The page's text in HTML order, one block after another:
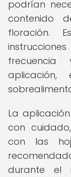
podrían
contenido
floración.
La
con
con las
durante el